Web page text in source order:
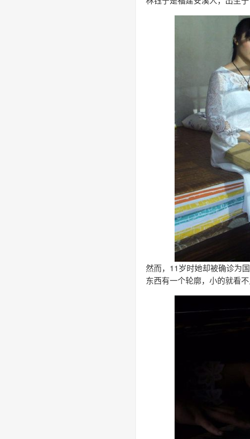
然而，11岁时她却被确诊为
东西有一个轮廓，小的就看